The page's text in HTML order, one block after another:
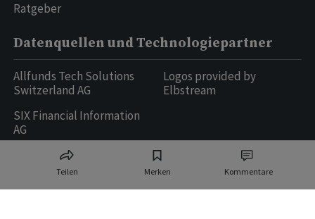
Teilen Merken Kommentare
Ratgeber
Datenquellen und Technologiepartner
Allfunds Tech Solutions
Switzerland AG
SIX Financial Information
AG
Logos provided by
Elbstream